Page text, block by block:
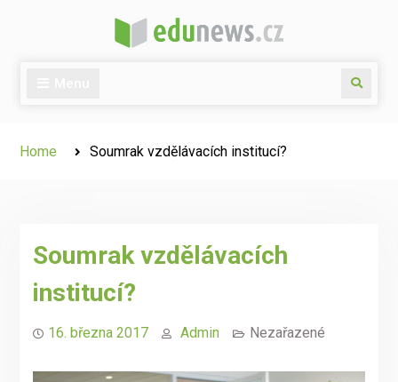
Search
Home Soumrak vzdělávacích institucí?
Soumrak vzdělávacích
institucí?
16. března 2017 Admin Nezařazené